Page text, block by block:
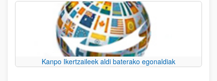
Kanpo Ikertzaileek aldi baterako egonaldiak